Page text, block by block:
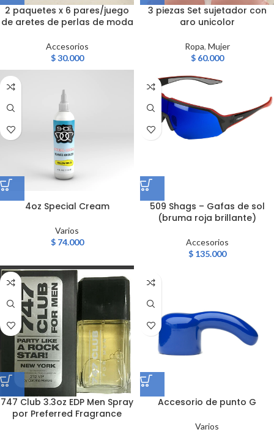
2 paquetes x 6 pares/juego
de aretes de perlas de moda
Accesorios
$30.000
3 piezas Set sujetador con
aro unicolor
Ropa, Mujer
$60.000
4oz Special Cream
Varios
$74.000
509 Shags – Gafas de sol
(bruma roja brillante)
Accesorios
$135.000
747 Club 3.3oz EDP Men Spray
por Preferred Fragrance
Accesorio de punto G
Varios